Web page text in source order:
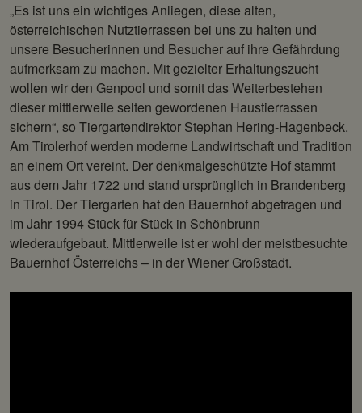
„Es ist uns ein wichtiges Anliegen, diese alten,
österreichischen Nutztierrassen bei uns zu halten und
unsere Besucherinnen und Besucher auf ihre Gefährdung
aufmerksam zu machen. Mit gezielter Erhaltungszucht
wollen wir den Genpool und somit das Weiterbestehen
dieser mittlerweile selten gewordenen Haustierrassen
sichern“, so Tiergartendirektor Stephan Hering-Hagenbeck.
Am Tirolerhof werden moderne Landwirtschaft und Tradition
an einem Ort vereint. Der denkmalgeschützte Hof stammt
aus dem Jahr 1722 und stand ursprünglich in Brandenberg
in Tirol. Der Tiergarten hat den Bauernhof abgetragen und
im Jahr 1994 Stück für Stück in Schönbrunn
wiederaufgebaut. Mittlerweile ist er wohl der meistbesuchte
Bauernhof Österreichs – in der Wiener Großstadt.